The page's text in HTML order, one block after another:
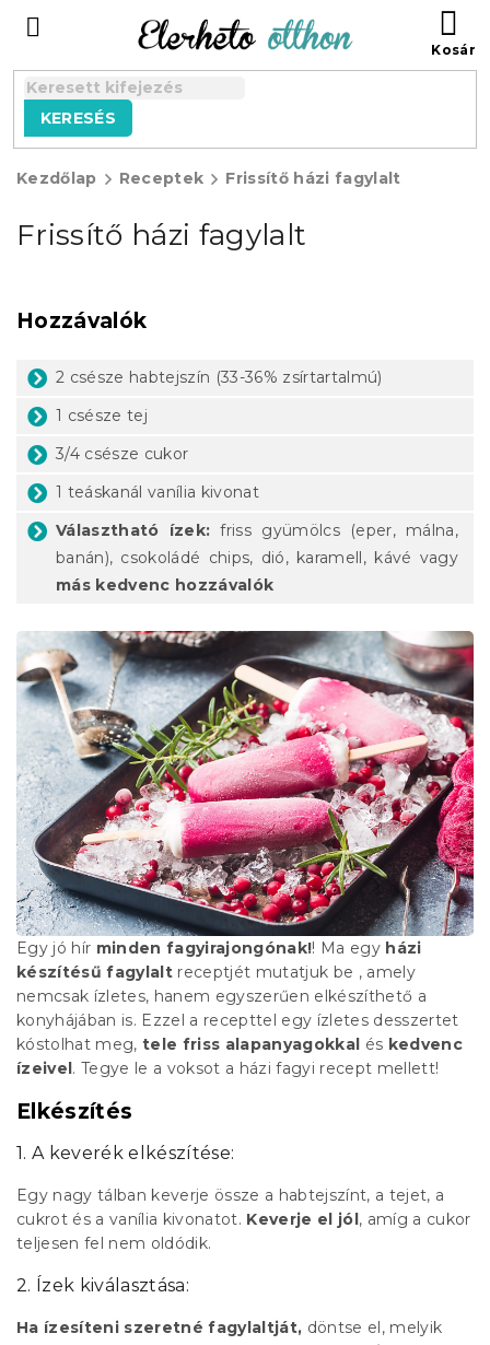
tartalomhoz
KERESÉS
Kezdőlap Receptek Frissítő házi fagylalt
Frissítő házi fagylalt
Hozzávalók
2 csésze habtejszín (33-36% zsírtartalmú)
1 csésze tej
3/4 csésze cukor
1 teáskanál vanília kivonat
Választható ízek: friss gyümölcs (eper, málna,
banán), csokoládé chips, dió, karamell, kávé vagy
más kedvenc hozzávalók
Egy jó hír minden fagyirajongónak!! Ma egy házi
készítésű fagylalt receptjét mutatjuk be , amely
nemcsak ízletes, hanem egyszerűen elkészíthető a
konyhájában is. Ezzel a recepttel egy ízletes desszertet
kóstolhat meg,tele friss alapanyagokkal és kedvenc
ízeivel. Tegye le a voksot a házi fagyi recept mellett!
Elkészítés
1. A keverék elkészítése:
Egy nagy tálban keverje össze a habtejszínt, a tejet, a
cukrot és a vanília kivonatot. Keverje el jól, amíg a cukor
teljesen fel nem oldódik.
2. Ízek kiválasztása:
Ha ízesíteni szeretné fagylaltját, döntse el, melyik